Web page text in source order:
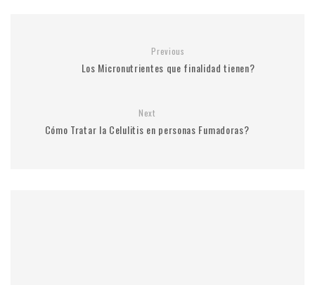
Previous
Los Micronutrientes que finalidad tienen?
Next
Cómo Tratar la Celulitis en personas Fumadoras?